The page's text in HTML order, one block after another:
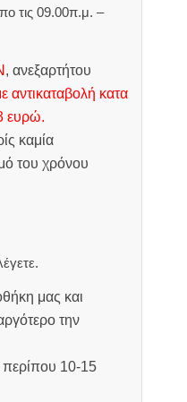
τις 09.00π.μ. –
, ανεξαρτήτου
κατα
ευρώ.
καμία
του χρόνου
μας και
την
περίπου 10-15